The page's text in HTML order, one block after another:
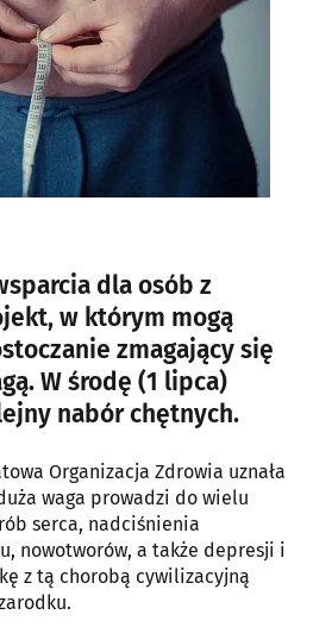
dla osób z
w którym mogą
zmagający się
W środę (1 lipca)
nabór chętnych.
Organizacja Zdrowia uznała
waga prowadzi do wielu
serca, nadciśnienia
nowotworów, a także depresji i
z tą chorobą cywilizacyjną